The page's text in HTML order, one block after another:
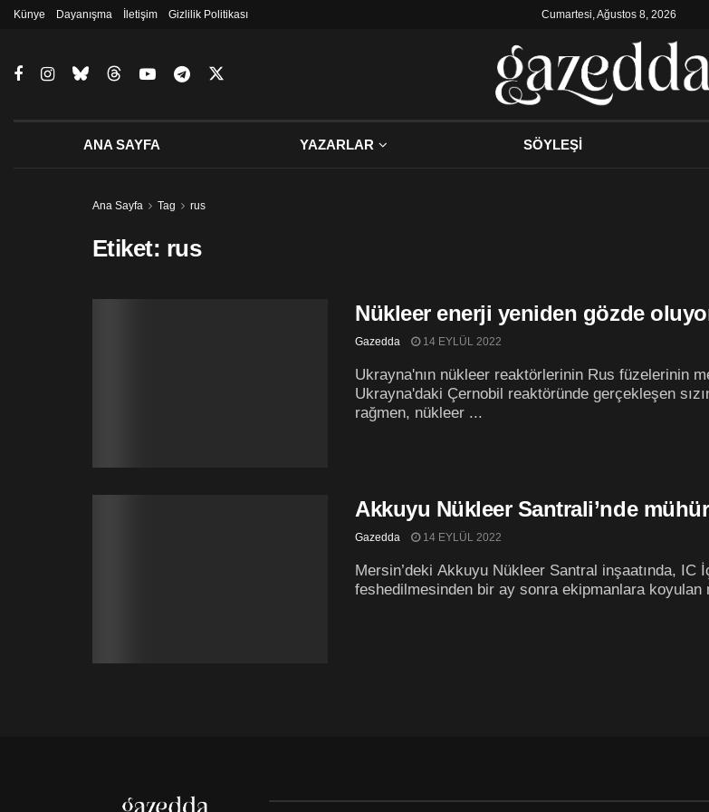
Künye Dayanışma İletişim Gizlilik Politikası Cumartesi, Ağustos 8, 2026
ANA SAYFA YAZARLAR SÖYLEŞİ
Ana Sayfa Tag rus
Etiket: rus
Nükleer enerji yeniden gözde
Gazedda 14 EYLÜL 2022
Ukrayna'nın nükleer reaktörlerinin Rus füzelerinin
Ukrayna'daki Çernobil reaktöründe gerçekleşen
rağmen, nükleer ...
Akkuyu Nükleer Santrali’nde
Gazedda 14 EYLÜL 2022
Mersin’deki Akkuyu Nükleer Santral inşaatında,
feshedilmesinden bir ay sonra ekipmanlara